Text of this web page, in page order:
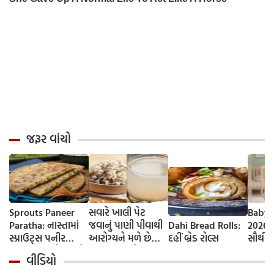
જરૂર વાંચો
Sprouts Paneer
Paratha: નાસ્તામાં
સ્પ્રાઉટ્સ પનીર
પરાઠા બનાવો, તમને
પ્રોટીનનો ડબલ ડોઝ
સવારે ખાલી પેટ
જવાનું પાણી પીવાથી
આરોગ્યને મળે છે
જાણીએ તેના ફાયદા
Dahi Bread Rolls:
દહીં બ્રેડ રોલ્સ
Baby
વીડિયો